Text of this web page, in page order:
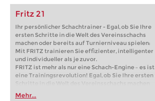
Fritz 21
Ihr persönlicher Schachtrainer - Egal, ob Sie Ihre
ersten Schritte in die Welt des Vereinsschachs
machen oder bereits auf Turnierniveau spielen:
Mit FRITZ trainieren Sie effizienter, intelligenter
und individueller als je zuvor.
FRITZ ist mehr als nur eine Schach-Engine – es ist
eine Trainingsrevolution! Egal, ob Sie Ihre ersten
Schritte in die Welt des Vereinsschachs machen
oder bereits auf Turnierniveau spielen: Mit
FRITZ trainieren Sie effizienter, intelligenter und
Mehr...